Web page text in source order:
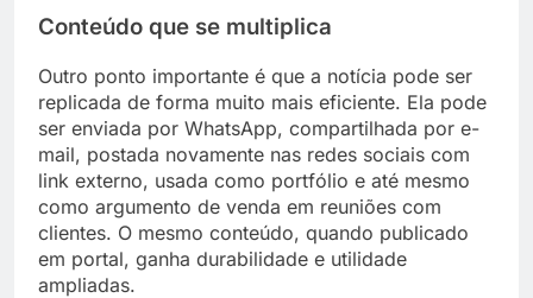
Conteúdo que se multiplica
Outro ponto importante é que a notícia pode ser
replicada de forma muito mais eficiente. Ela pode
ser enviada por WhatsApp, compartilhada por e-
mail, postada novamente nas redes sociais com
link externo, usada como portfólio e até mesmo
como argumento de venda em reuniões com
clientes. O mesmo conteúdo, quando publicado
em portal, ganha durabilidade e utilidade
ampliadas.